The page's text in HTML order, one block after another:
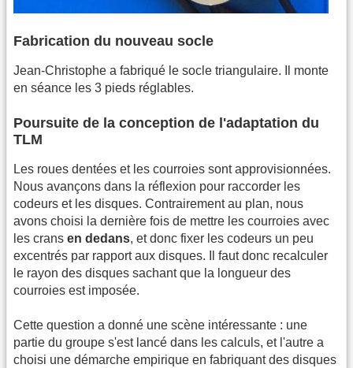
Fabrication du nouveau socle
Jean-Christophe a fabriqué le socle triangulaire. Il monte
en séance les 3 pieds réglables.
Poursuite de la conception de l'adaptation du
TLM
Les roues dentées et les courroies sont approvisionnées.
Nous avançons dans la réflexion pour raccorder les
codeurs et les disques. Contrairement au plan, nous
avons choisi la dernière fois de mettre les courroies avec
les crans en dedans, et donc fixer les codeurs un peu
excentrés par rapport aux disques. Il faut donc recalculer
le rayon des disques sachant que la longueur des
courroies est imposée.
Cette question a donné une scène intéressante : une
partie du groupe s'est lancé dans les calculs, et l'autre a
choisi une démarche empirique en fabriquant des disques